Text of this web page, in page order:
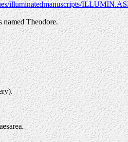
illuminatedmanuscripts/
named Theodore.